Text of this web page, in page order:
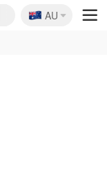
🇦🇺
AU